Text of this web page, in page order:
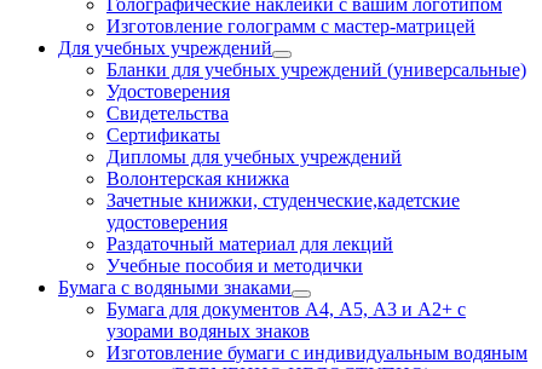
Изготовление голограмм с мастер-матрицей
Для учебных учреждений
Бланки для учебных учреждений (универсальные)
Удостоверения
Свидетельства
Сертификаты
Дипломы для учебных учреждений
Волонтерская книжка
Зачетные книжки, студенческие,кадетские
удостоверения
Раздаточный материал для лекций
Учебные пособия и методички
Бумага с водяными знаками
Бумага для документов А4, А5, А3 и А2+ с
узорами водяных знаков
Изготовление бумаги с индивидуальным водяным